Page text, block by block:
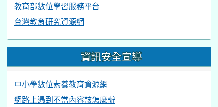
教育部數位學習服務平台
台灣教育研究資源網
資訊安全宣導
中小學數位素養教育資源網
網路上遇到不當內容該怎麼辦